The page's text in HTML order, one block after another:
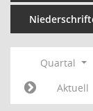
Quartal
Aktuell